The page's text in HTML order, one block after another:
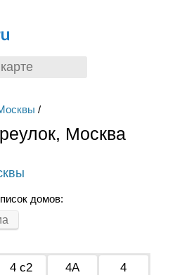
/
Москва
домов:
4 с2 4А
4